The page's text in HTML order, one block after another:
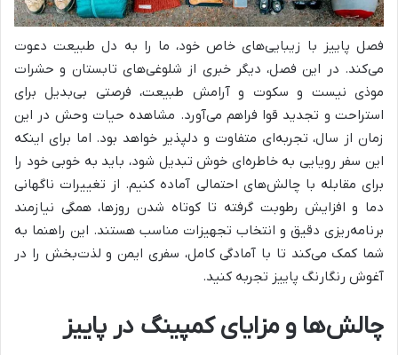
فصل پاییز با زیبایی‌های خاص خود، ما را به دل طبیعت دعوت
می‌کند. در این فصل، دیگر خبری از شلوغی‌های تابستان و حشرات
موذی نیست و سکوت و آرامش طبیعت، فرصتی بی‌بدیل برای
استراحت و تجدید قوا فراهم می‌آورد. مشاهده حیات وحش در این
زمان از سال، تجربه‌ای متفاوت و دلپذیر خواهد بود. اما برای اینکه
این سفر رویایی به خاطره‌ای خوش تبدیل شود، باید به خوبی خود را
برای مقابله با چالش‌های احتمالی آماده کنیم. از تغییرات ناگهانی
دما و افزایش رطوبت گرفته تا کوتاه شدن روزها، همگی نیازمند
برنامه‌ریزی دقیق و انتخاب تجهیزات مناسب هستند. این راهنما به
شما کمک می‌کند تا با آمادگی کامل، سفری ایمن و لذت‌بخش را در
آغوش رنگارنگ پاییز تجربه کنید.
چالش‌ها و مزایای کمپینگ در پاییز